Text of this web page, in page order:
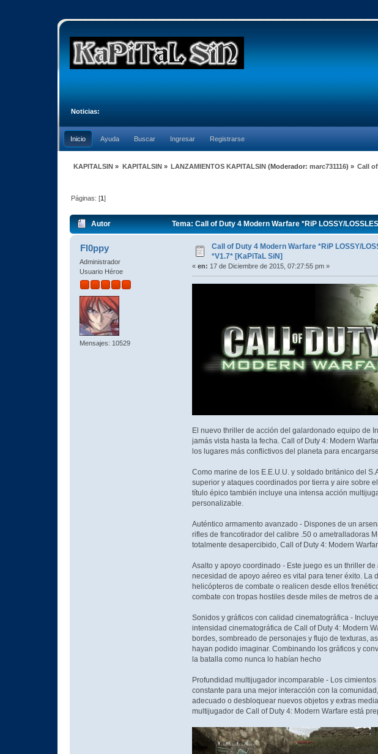
Noticias:
Inicio Ayuda Buscar Ingresar Registrarse
KAPITALSIN » KAPITALSIN» LANZAMIENTOS KAPITALSIN (Moderador:marc731116) » Call
Páginas: [1]
Autor Tema: Call of Duty 4 Modern Warfare *RiP LOSSY/
Fl0ppy
Administrador
Usuario Héroe
Mensajes: 10529
Call of Duty 4 Modern Warfare *RiP LOSSY/
*V1.7* [KaPiTaL SiN]
« en: 17 de Diciembre de 2015, 07:27:55 pm »
El nuevo thriller de acción del galardonado equipo de
jamás vista hasta la fecha. Call of Duty 4: Modern
los lugares más conflictivos del planeta para
Como marine de los E.E.U.U. y soldado británico del
superior y ataques coordinados por tierra y aire sobre
título épico también incluye una intensa acción
personalizable.
Auténtico armamento avanzado - Dispones de un
rifles de francotirador del calibre .50 o ametralladoras
totalmente desapercibido, Call of Duty 4: Modern
Asalto y apoyo coordinado - Este juego es un thriller
necesidad de apoyo aéreo es vital para tener éxito.
helicópteros de combate o realicen desde ellos
combate con tropas hostiles desde miles de metros
Sonidos y gráficos con calidad cinematográfica -
intensidad cinematográfica de Call of Duty 4: Modern
bordes, sombreado de personajes y flujo de texturas,
hayan podido imaginar. Combinando los gráficos y
la batalla como nunca lo habían hecho
Profundidad multijugador incomparable - Los
constante para una mejor interacción con la
adecuado o desbloquear nuevos objetos y extras
multijugador de Call of Duty 4: Modern Warfare está